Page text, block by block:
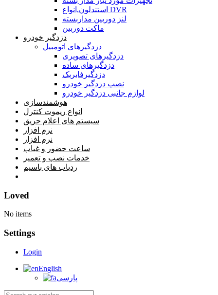
استندلون,انواع DVR
لنز دوربین مداربسته
ماکت دوربین
دزدگیر خودرو
دزدگیرهای اتومبیل
دزدگیرهای تصویری
دزدگیرهای ساده
دزدگیرفابریک
نصب دزدگیر خودرو
لوازم جانبی دزدگیر خودرو
هوشمندسازی
انواع ریموت کنترل
سیستم های اعلام حریق
نرم افزار
نرم افزار
ساعت حضور و غیاب
خدمات نصب و تعمیر
ردیاب های باسیم
Loved
No items
Settings
Login
English
پارسی